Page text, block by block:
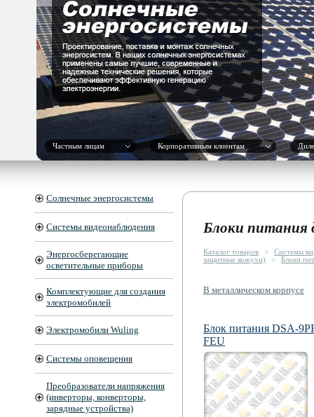
Частным лицам Корпоративным клиентам
Солнечные энергосистемы
Системы видеонаблюдения
Энергосберегающие
осветительные приборы
Комплектующие для создания
электромобилей
Электромобили Wuling
Системы оповещения
Преобразователи напряжения
(инверторы, конверторы,
зарядные устройства)
Блоки питания
Каталог товаров >
Системы
защитные кожухи)
> Блоки
В металлическом корпусе
Блок питания DSA-
FEU